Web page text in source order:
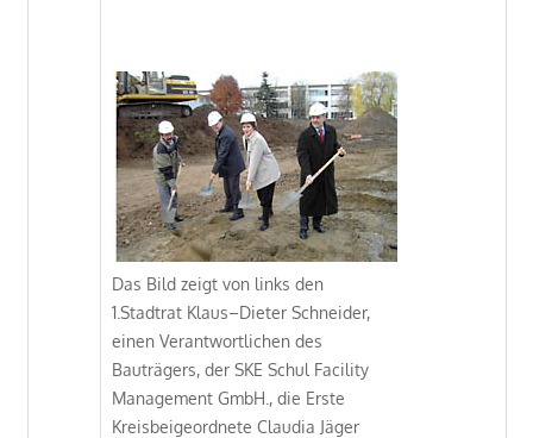
Das Bild zeigt von links den
1.Stadtrat Klaus–Dieter Schneider,
einen Verantwortlichen des
Bauträgers, der SKE Schul Facility
Management GmbH., die Erste
Kreisbeigeordnete Claudia Jäger